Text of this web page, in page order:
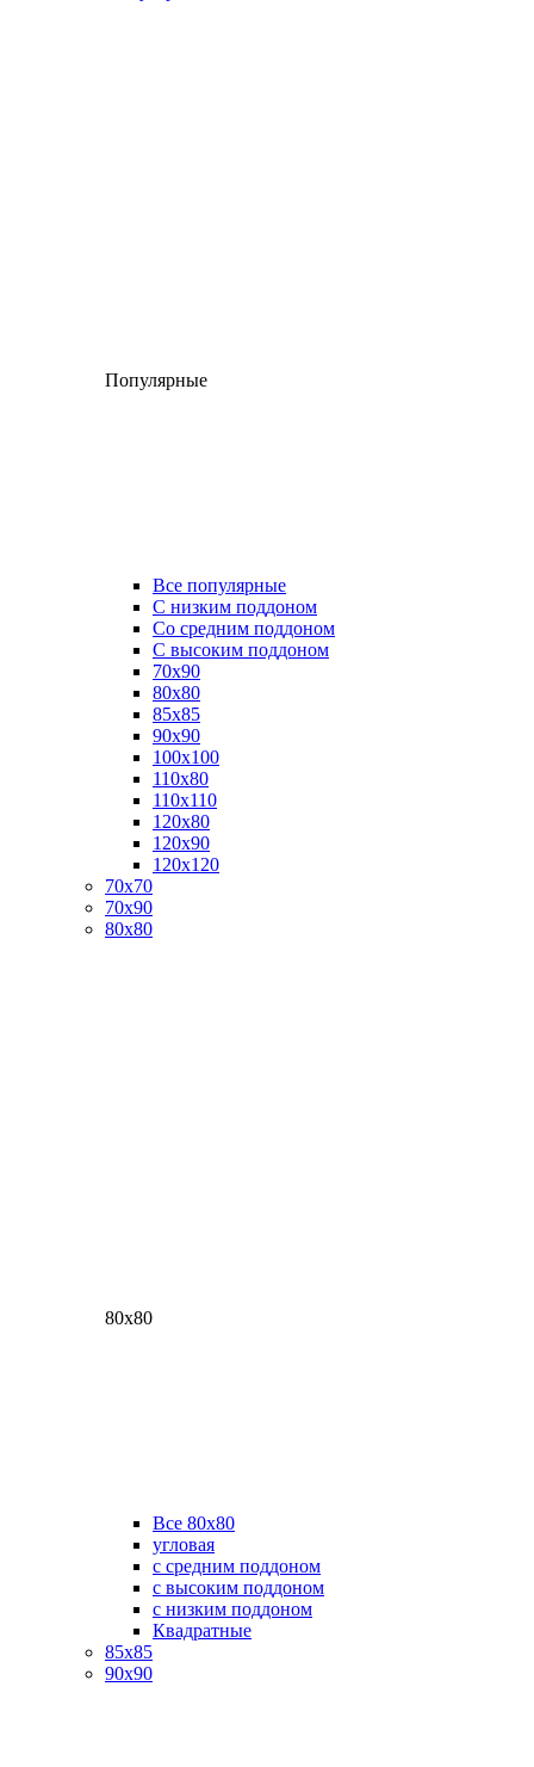
Популярные
Все популярные
C низким поддоном
Со средним поддоном
С высоким поддоном
70х90
80х80
85х85
90х90
100х100
110х80
110х110
120х80
120х90
120х120
70х70
70х90
80х80
80х80
Все 80х80
угловая
с средним поддоном
с высоким поддоном
с низким поддоном
Квадратные
85х85
90х90